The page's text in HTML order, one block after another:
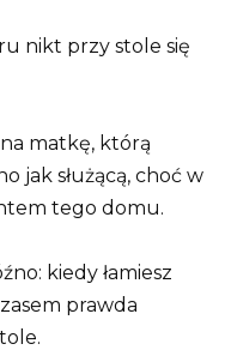
nikt przy stole się
matkę, którą
jak służącą, choć w
tego domu.
kiedy łamiesz
prawda